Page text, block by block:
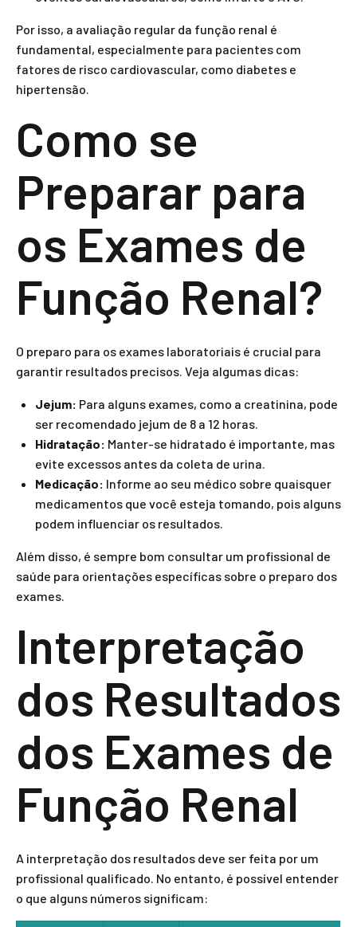
Por isso, a avaliação regular da função renal é
fundamental, especialmente para pacientes com
fatores de risco cardiovascular, como diabetes e
hipertensão.
Como se
Preparar para
os Exames de
Função Renal?
O preparo para os exames laboratoriais é crucial para
garantir resultados precisos. Veja algumas dicas:
Jejum: Para alguns exames, como a creatinina, pode
ser recomendado jejum de 8 a 12 horas.
Hidratação: Manter-se hidratado é importante, mas
evite excessos antes da coleta de urina.
Medicação: Informe ao seu médico sobre quaisquer
medicamentos que você esteja tomando, pois alguns
podem influenciar os resultados.
Além disso, é sempre bom consultar um profissional de
saúde para orientações específicas sobre o preparo dos
exames.
Interpretação
dos Resultados
dos Exames de
Função Renal
A interpretação dos resultados deve ser feita por um
profissional qualificado. No entanto, é possível entender
o que alguns números significam: